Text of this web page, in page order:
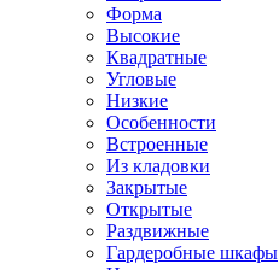
Форма
Высокие
Квадратные
Угловые
Низкие
Особенности
Встроенные
Из кладовки
Закрытые
Открытые
Раздвижные
Гардеробные шкафы